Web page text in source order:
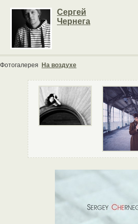
Сергей
Чернега
Фотогалерея На воздухе